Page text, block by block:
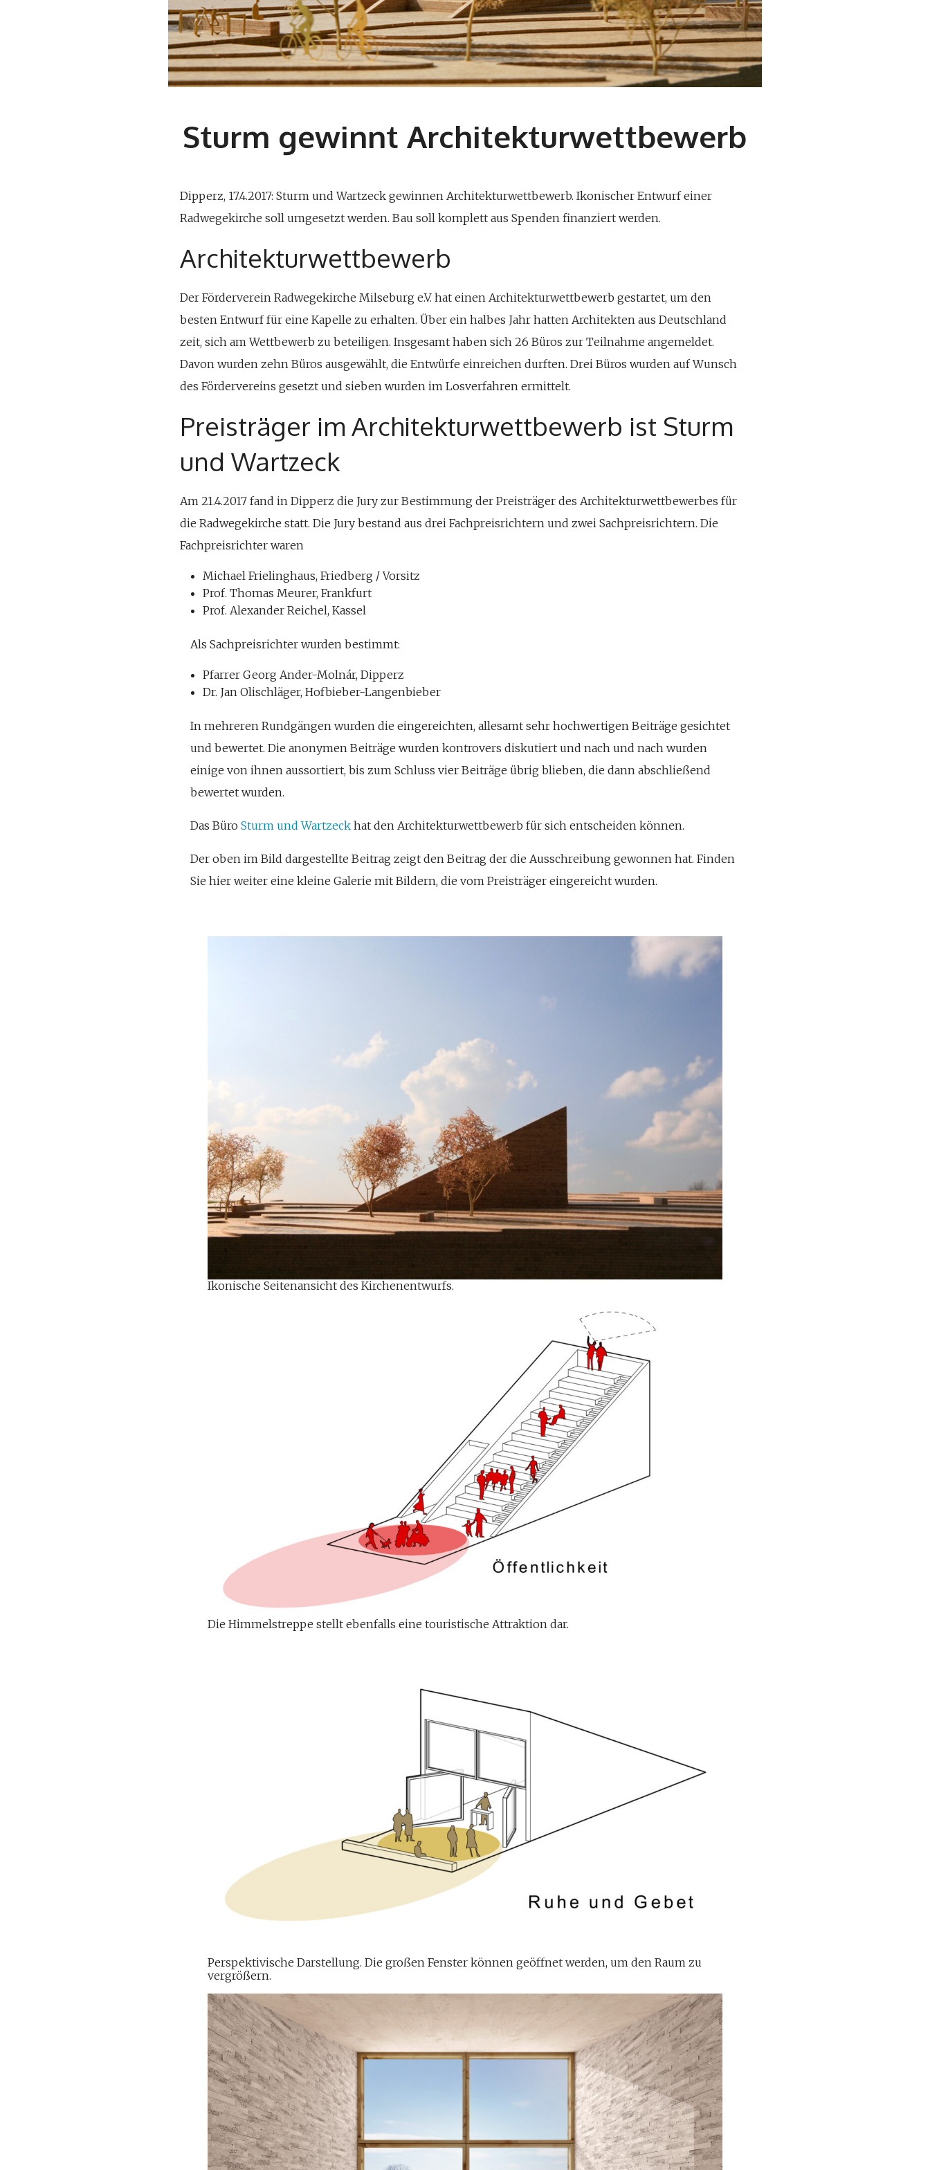
Sturm gewinnt Architekturwettbewerb
Dipperz, 17.4.2017: Sturm und Wartzeck gewinnen Architekturwettbewerb. Ikonischer Entwurf einer
Radwegekirche soll umgesetzt werden. Bau soll komplett aus Spenden finanziert werden.
Architekturwettbewerb
Der Förderverein Radwegekirche Milseburg e.V. hat einen Architekturwettbewerb gestartet, um den
besten Entwurf für eine Kapelle zu erhalten. Über ein halbes Jahr hatten Architekten aus Deutschland
zeit, sich am Wettbewerb zu beteiligen. Insgesamt haben sich 26 Büros zur Teilnahme angemeldet.
Davon wurden zehn Büros ausgewählt, die Entwürfe einreichen durften. Drei Büros wurden auf Wunsch
des Fördervereins gesetzt und sieben wurden im Losverfahren ermittelt.
Preisträger im Architekturwettbewerb ist Sturm
und Wartzeck
Am 21.4.2017 fand in Dipperz die Jury zur Bestimmung der Preisträger des Architekturwettbewerbes für
die Radwegekirche statt. Die Jury bestand aus drei Fachpreisrichtern und zwei Sachpreisrichtern. Die
Fachpreisrichter waren
Michael Frielinghaus, Friedberg / Vorsitz
Prof. Thomas Meurer, Frankfurt
Prof. Alexander Reichel, Kassel
Als Sachpreisrichter wurden bestimmt:
Pfarrer Georg Ander-Molnár, Dipperz
Dr. Jan Olischläger, Hofbieber-Langenbieber
In mehreren Rundgängen wurden die eingereichten, allesamt sehr hochwertigen Beiträge gesichtet
und bewertet. Die anonymen Beiträge wurden kontrovers diskutiert und nach und nach wurden
einige von ihnen aussortiert, bis zum Schluss vier Beiträge übrig blieben, die dann abschließend
bewertet wurden.
Das BüroSturm und Wartzeck hat den Architekturwettbewerb für sich entscheiden können.
Der oben im Bild dargestellte Beitrag zeigt den Beitrag der die Ausschreibung gewonnen hat. Finden
Sie hier weiter eine kleine Galerie mit Bildern, die vom Preisträger eingereicht wurden.
Ikonische Seitenansicht des Kirchenentwurfs.
Die Himmelstreppe stellt ebenfalls eine touristische Attraktion dar.
Perspektivische Darstellung. Die großen Fenster können geöffnet werden, um den Raum zu
vergrößern.